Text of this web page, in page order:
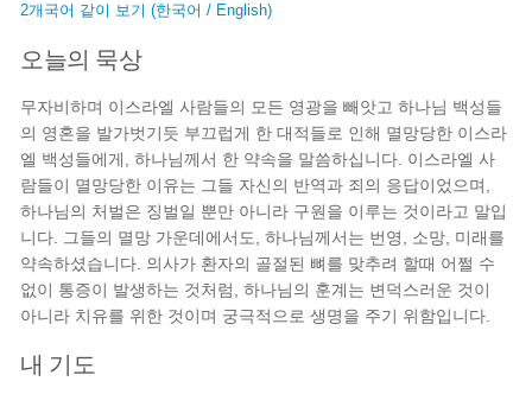
2개국어 같이 보기 (한국어 / English)
오늘의 묵상
무자비하며 이스라엘 사람들의 모든 영광을 빼앗고 하나님 백성들
의 영혼을 발가벗기듯 부끄럽게 한 대적들로 인해 멸망당한 이스라
엘 백성들에게, 하나님께서 한 약속을 말씀하십니다. 이스라엘 사
람들이 멸망당한 이유는 그들 자신의 반역과 죄의 응답이었으며,
하나님의 처벌은 징벌일 뿐만 아니라 구원을 이루는 것이라고 말입
니다. 그들의 멸망 가운데에서도, 하나님께서는 번영, 소망, 미래를
약속하셨습니다. 의사가 환자의 골절된 뼈를 맞추려 할때 어쩔 수
없이 통증이 발생하는 것처럼, 하나님의 훈계는 변덕스러운 것이
아니라 치유를 위한 것이며 궁극적으로 생명을 주기 위함입니다.
내 기도